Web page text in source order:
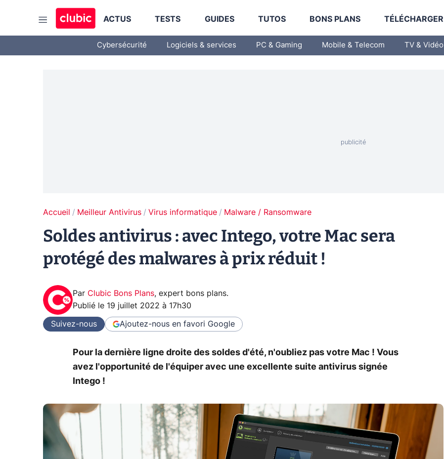
ACTUS TESTS GUIDES TUTOS BONS PLANS TÉLÉCHARGER
Cybersécurité Logiciels & services PC & Gaming Mobile & Telecom TV & Vidéo
Accueil Meilleur Antivirus Virus informatique Malware / Ransomware
Soldes antivirus : avec Intego, votre Mac sera
protégé des malwares à prix réduit !
Par Clubic Bons Plans, expert bons plans.
Publié le 19 juillet 2022 à 17h30
Suivez-nous Ajoutez-nous en favori Google
Pour la dernière ligne droite des soldes d'été, n'oubliez pas votre Mac ! Vous
avez l'opportunité de l'équiper avec une excellente suite antivirus signée
Intego !